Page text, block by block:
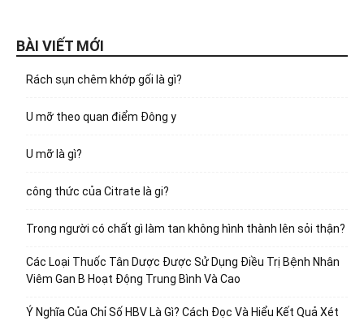
BÀI VIẾT MỚI
Rách sụn chêm khớp gối là gì?
U mỡ theo quan điểm Đông y
U mỡ là gì?
công thức của Citrate là gi?
Trong người có chất gì làm tan không hình thành lên sỏi thận?
Các Loại Thuốc Tân Dược Được Sử Dụng Điều Trị Bệnh Nhân
Viêm Gan B Hoạt Động Trung Bình Và Cao
Ý Nghĩa Của Chỉ Số HBV Là Gì? Cách Đọc Và Hiểu Kết Quả Xét